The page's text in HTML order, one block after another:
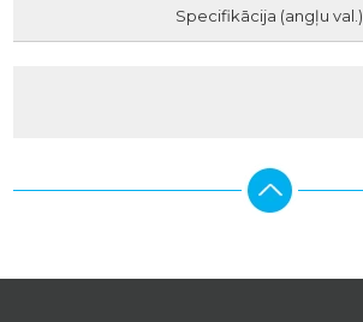
Specifikācija (angļu val.)